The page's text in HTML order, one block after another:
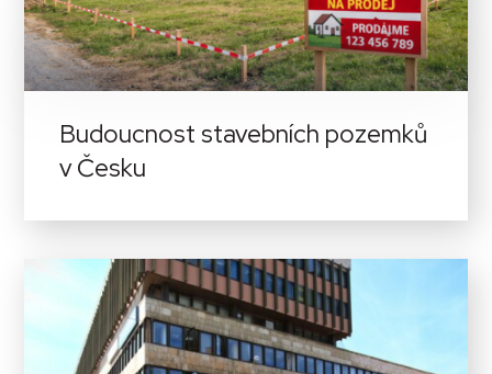
Budoucnost stavebních pozemků
v Česku